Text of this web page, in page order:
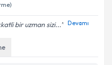
bir uzman sizi... Devamı